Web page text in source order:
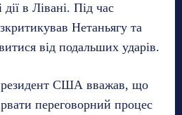
в Лівані. Під час
Нетаньягу та
від подальших ударів.
США вважав, що
переговорний процес